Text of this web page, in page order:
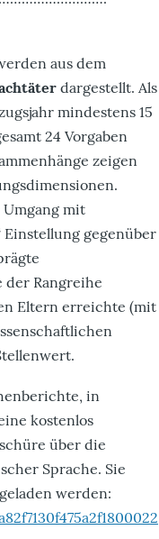
aus dem
dargestellt. Als
mindestens 15
24 Vorgaben
zeigen
mit
Einstellung gegenüber
der Rangreihe
Eltern erreichte (mit
in
kostenlos
über die
Sprache. Sie
werden: